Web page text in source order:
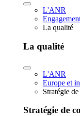
L'ANR
La qualité
La qualité
L'ANR
Europe et
Stratégie
Stratégie de